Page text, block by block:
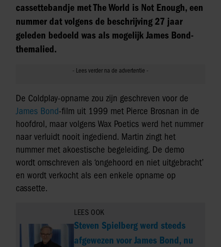
cassettebandje met The World is Not Enough, een
nummer dat volgens de beschrijving 27 jaar
geleden bedoeld was als mogelijk James Bond-
themalied.
De Coldplay-opname zou zijn geschreven voor de
James Bond-film uit 1999 met Pierce Brosnan in de
hoofdrol, maar volgens Wax Poetics werd het nummer
naar verluidt nooit ingediend. Martin zingt het
nummer met akoestische begeleiding. De demo
wordt omschreven als ‘ongehoord en niet uitgebracht’
en wordt verkocht als een enkele opname op
cassette.
LEES OOK
Steven Spielberg werd steeds
afgewezen voor James Bond, nu